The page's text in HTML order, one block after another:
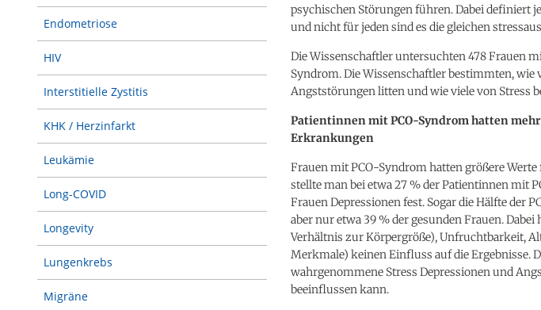
Endometriose
HIV
Interstitielle Zystitis
KHK / Herzinfarkt
Leukämie
Long-COVID
Longevity
Lungenkrebs
Migräne
psychischen Störungen führen. Dabei definiert
und nicht für jeden sind es die gleichen
Die Wissenschaftler untersuchten 478 Frauen
Syndrom. Die Wissenschaftler bestimmten, wie
Angststörungen litten und wie viele von Stress
Patientinnen mit PCO-Syndrom hatten
Erkrankungen
Frauen mit PCO-Syndrom hatten größere
stellte man bei etwa 27 % der Patientinnen mit
Frauen Depressionen fest. Sogar die Hälfte der
aber nur etwa 39 % der gesunden Frauen. Dabei
Verhältnis zur Körpergröße), Unfruchtbarkeit,
Merkmale) keinen Einfluss auf die Ergebnisse.
wahrgenommene Stress Depressionen und
beeinflussen kann.